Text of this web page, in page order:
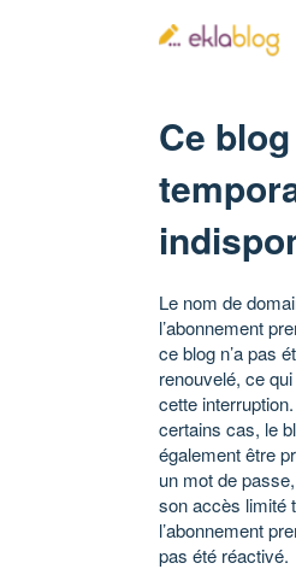
Ce
Le nom de
l’abonnement
ce blog n’a pas
renouvelé, ce
cette
certains cas, le
également être
un mot de
son accès limité
l’abonnement
pas été réactivé.